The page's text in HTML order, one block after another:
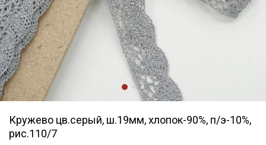
Кружево цв.серый, ш.19мм, хлопок-90%, п/э-10%,
рис.110/7